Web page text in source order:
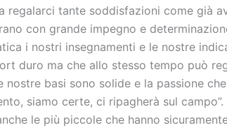
regalarci tante soddisfazioni come già
con grande impegno e
i nostri insegnamenti e le nostre
duro ma che allo stesso tempo può
nostre basi sono solide e la passione
siamo certe, ci ripagherà sul
le più piccole che hanno